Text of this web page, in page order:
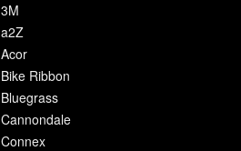
3M
a2Z
Acor
Bike Ribbon
Bluegrass
Cannondale
Connex